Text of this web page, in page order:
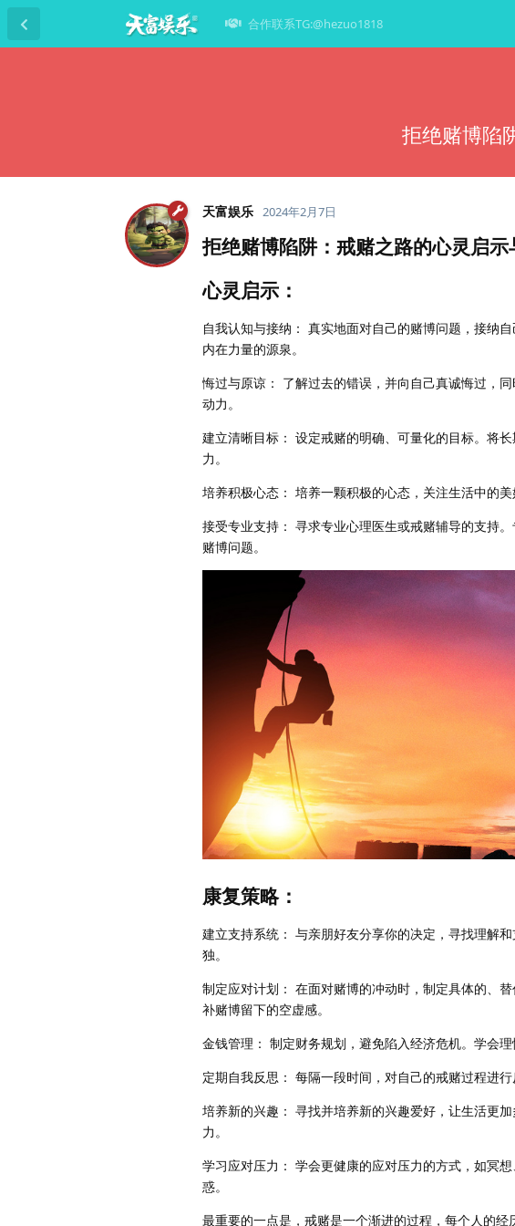
合作联系TG:@hezuo1818
拒绝赌博陷
天富娱乐 2024年2月7日
拒绝赌博陷阱：戒赌之路的心灵启
心灵启示：
自我认知与接纳： 真实地面对自己的赌博问题，接纳
内在力量的源泉。
悔过与原谅： 了解过去的错误，并向自己真诚悔过，
动力。
建立清晰目标： 设定戒赌的明确、可量化的目标。将
力。
培养积极心态： 培养一颗积极的心态，关注生活中的
接受专业支持： 寻求专业心理医生或戒赌辅导的支持
赌博问题。
康复策略：
建立支持系统： 与亲朋好友分享你的决定，寻找理解
独。
制定应对计划： 在面对赌博的冲动时，制定具体的、
补赌博留下的空虚感。
金钱管理： 制定财务规划，避免陷入经济危机。学会
定期自我反思： 每隔一段时间，对自己的戒赌过程进
培养新的兴趣： 寻找并培养新的兴趣爱好，让生活更
力。
学习应对压力： 学会更健康的应对压力的方式，如冥
惑。
最重要的一点是，戒赌是一个渐进的过程，每个人的